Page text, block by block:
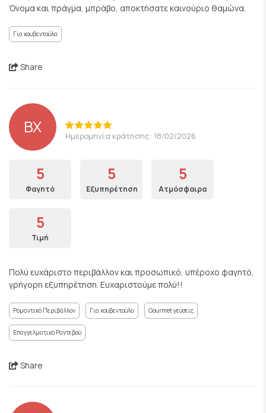
Όνομα και πράγμα, μπράβο, αποκτήσατε καινούριο θαμώνα.
Για κουβεντούλα
Share
ΒΧ Ημερομηνία κράτησης: 18/02/2026
5
Φαγητό
5
Εξυπηρέτηση
5
Ατμόσφαιρα
5
Τιμή
Πολύ ευχάριστο περιβάλλον και προσωπικό, υπέροχο φαγητό,
γρήγορη εξυπηρέτηση. Ευχαριστούμε πολύ!!
Ρομαντικό Περιβάλλον Για κουβεντούλα Gourmet γεύσεις
Επαγγελματικό Ραντεβού
Share